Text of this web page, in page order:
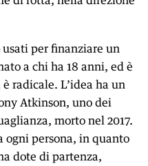
per finanziare un
a chi ha 18 anni, ed è
radicale. L’idea ha un
Atkinson, uno dei
morto nel 2017.
ogni persona, in quanto
dote di partenza,